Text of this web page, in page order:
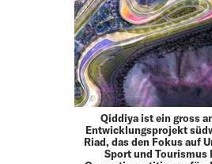
Qiddiya ist ein gross
Entwicklungsprojekt
Riad, das den Fokus auf
Sport und Tourismus